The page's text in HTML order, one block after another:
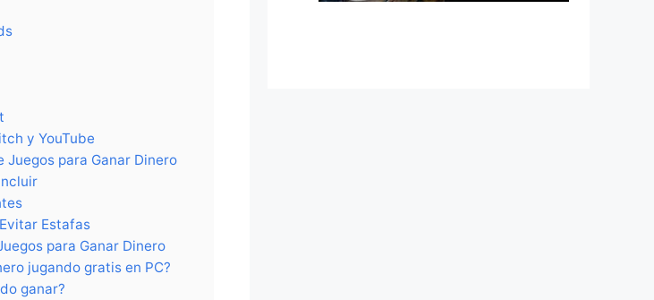
y YouTube
Juegos para Ganar Dinero
Estafas
para Ganar Dinero
jugando gratis en PC?
ganar?